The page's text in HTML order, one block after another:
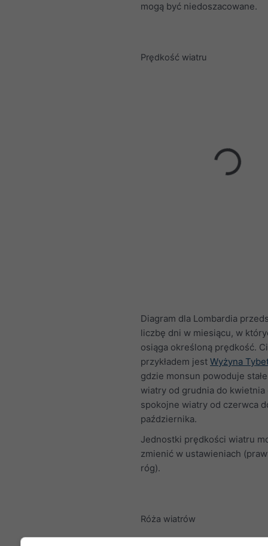
mogą być niedoszacowane.
Prędkość wiatru
Diagram dla Lombardia
liczbę dni w miesiącu, w
osiąga określoną prędkość.
przykładem jest Wyżyna
gdzie monsun powoduje
wiatry od grudnia do kwietnia
spokojne wiatry od czerwca
października.
Jednostki prędkości wiatru
zmienić w ustawieniach
róg).
Róża wiatrów